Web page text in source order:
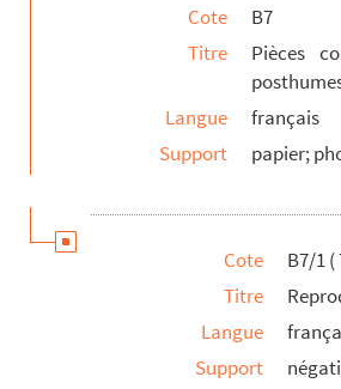
Cote
B7
Titre
Pièces
Langue
français
Support
papier;
Cote
B7/1 (
Titre
Langue
Support